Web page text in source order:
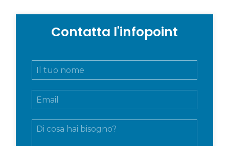
Contatta l'infopoint
N
E
m
M